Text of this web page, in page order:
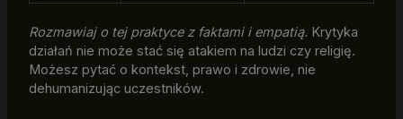
Rozmawiaj o tej praktyce z faktami i empatią. Krytyka
działań nie może stać się atakiem na ludzi czy religię.
Możesz pytać o kontekst, prawo i zdrowie, nie
dehumanizując uczestników.